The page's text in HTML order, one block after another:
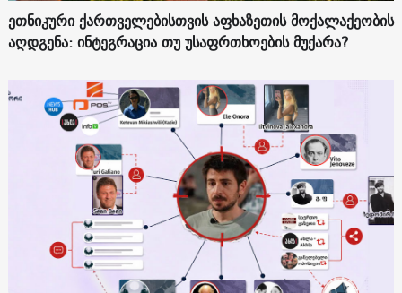
ეთნიკური ქართველებისთვის აფხაზეთის მოქალაქეობის
აღდგენა: ინტეგრაცია თუ უსაფრთხოების მუქარა?